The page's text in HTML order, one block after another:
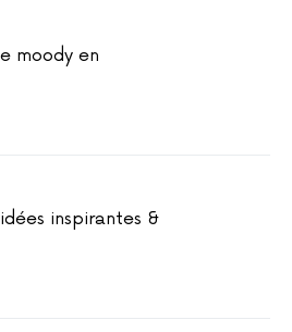
moody en
inspirantes &